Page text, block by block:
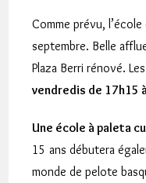
Comme prévu,
septembre. Belle
Plaza Berri rénové.
vendredis de 17h15
Une école à paleta
15 ans débutera
monde de pelote